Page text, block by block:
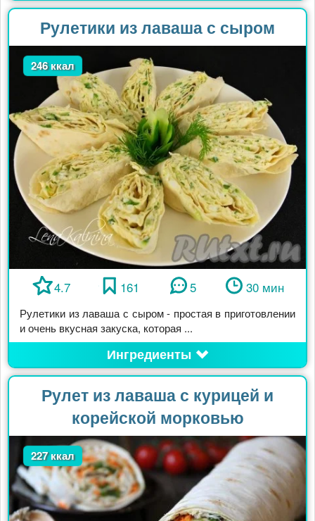
Рулетики из лаваша с сыром
246 ккал
4.7 161 5 30 мин
Рулетики из лаваша с сыром - простая в приготовлении
и очень вкусная закуска, которая ...
Ингредиенты
Рулет из лаваша с курицей и
корейской морковью
227 ккал